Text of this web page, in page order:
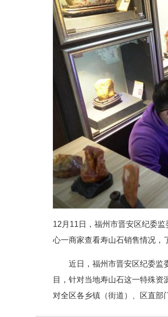
12月11日，福州市晋安区纪委
心一商家查看寿山石销售情况，
近日，福州市晋安区纪委监委
目，针对当地寿山石这一特殊资
对全区各乡镇（街道）、区直部